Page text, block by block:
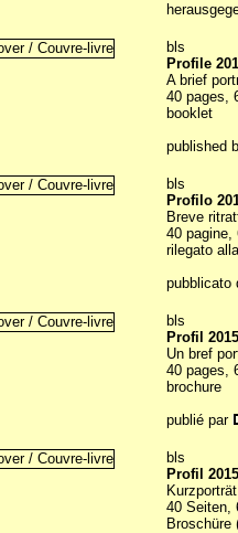
bls
Profile
A brief
40 pages,
booklet
published
bls
Profilo
Breve
40 pagine,
rilegato
pubblicato
bls
Profil
Un bref
40 pages,
brochure
publié par
bls
Profil
40 Seiten,
Broschüre